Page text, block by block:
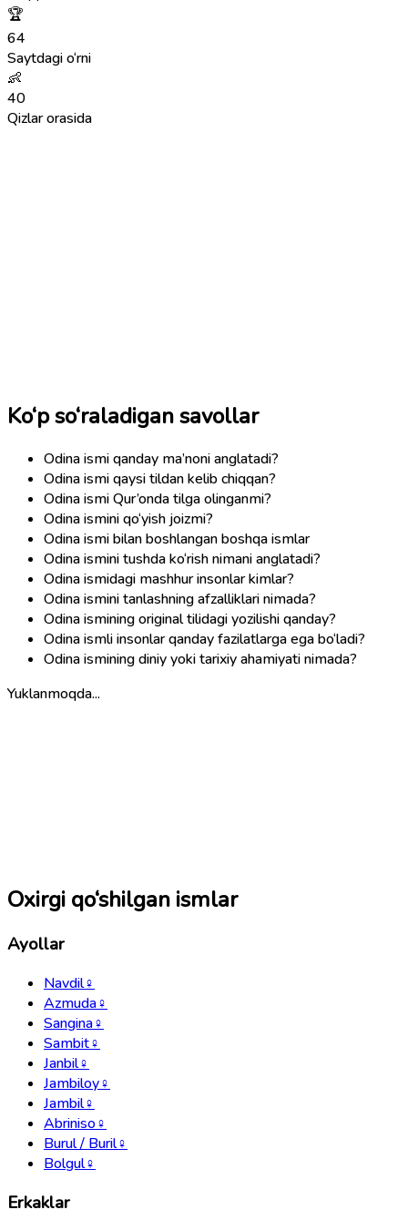
🏆
64
Saytdagi o‘rni
👶
40
Qizlar orasida
Ko‘p so‘raladigan savollar
Odina ismi qanday ma’noni anglatadi?
Odina ismi qaysi tildan kelib chiqqan?
Odina ismi Qur’onda tilga olinganmi?
Odina ismini qo‘yish joizmi?
Odina ismi bilan boshlangan boshqa ismlar
Odina ismini tushda ko‘rish nimani anglatadi?
Odina ismidagi mashhur insonlar kimlar?
Odina ismini tanlashning afzalliklari nimada?
Odina ismining original tilidagi yozilishi qanday?
Odina ismli insonlar qanday fazilatlarga ega bo‘ladi?
Odina ismining diniy yoki tarixiy ahamiyati nimada?
Yuklanmoqda...
Oxirgi qo‘shilgan ismlar
Ayollar
Navdil♀
Azmuda♀
Sangina♀
Sambit♀
Janbil♀
Jambiloy♀
Jambil♀
Abriniso♀
Burul / Buril♀
Bolgul♀
Erkaklar